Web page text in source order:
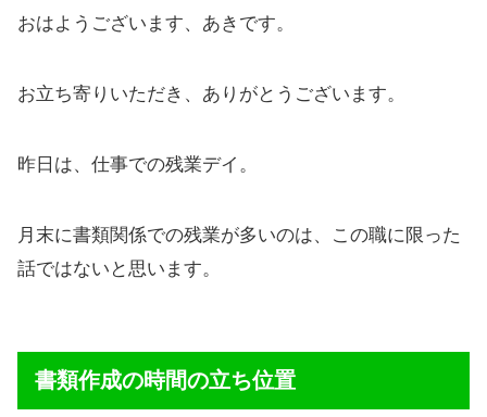
おはようございます、あきです。
お立ち寄りいただき、ありがとうございます。
昨日は、仕事での残業デイ。
月末に書類関係での残業が多いのは、この職に限った
話ではないと思います。
書類作成の時間の立ち位置